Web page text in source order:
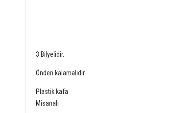
3 Bilyelidir.
Önden kalamalıdır.
Plastik kafa
Misanalı